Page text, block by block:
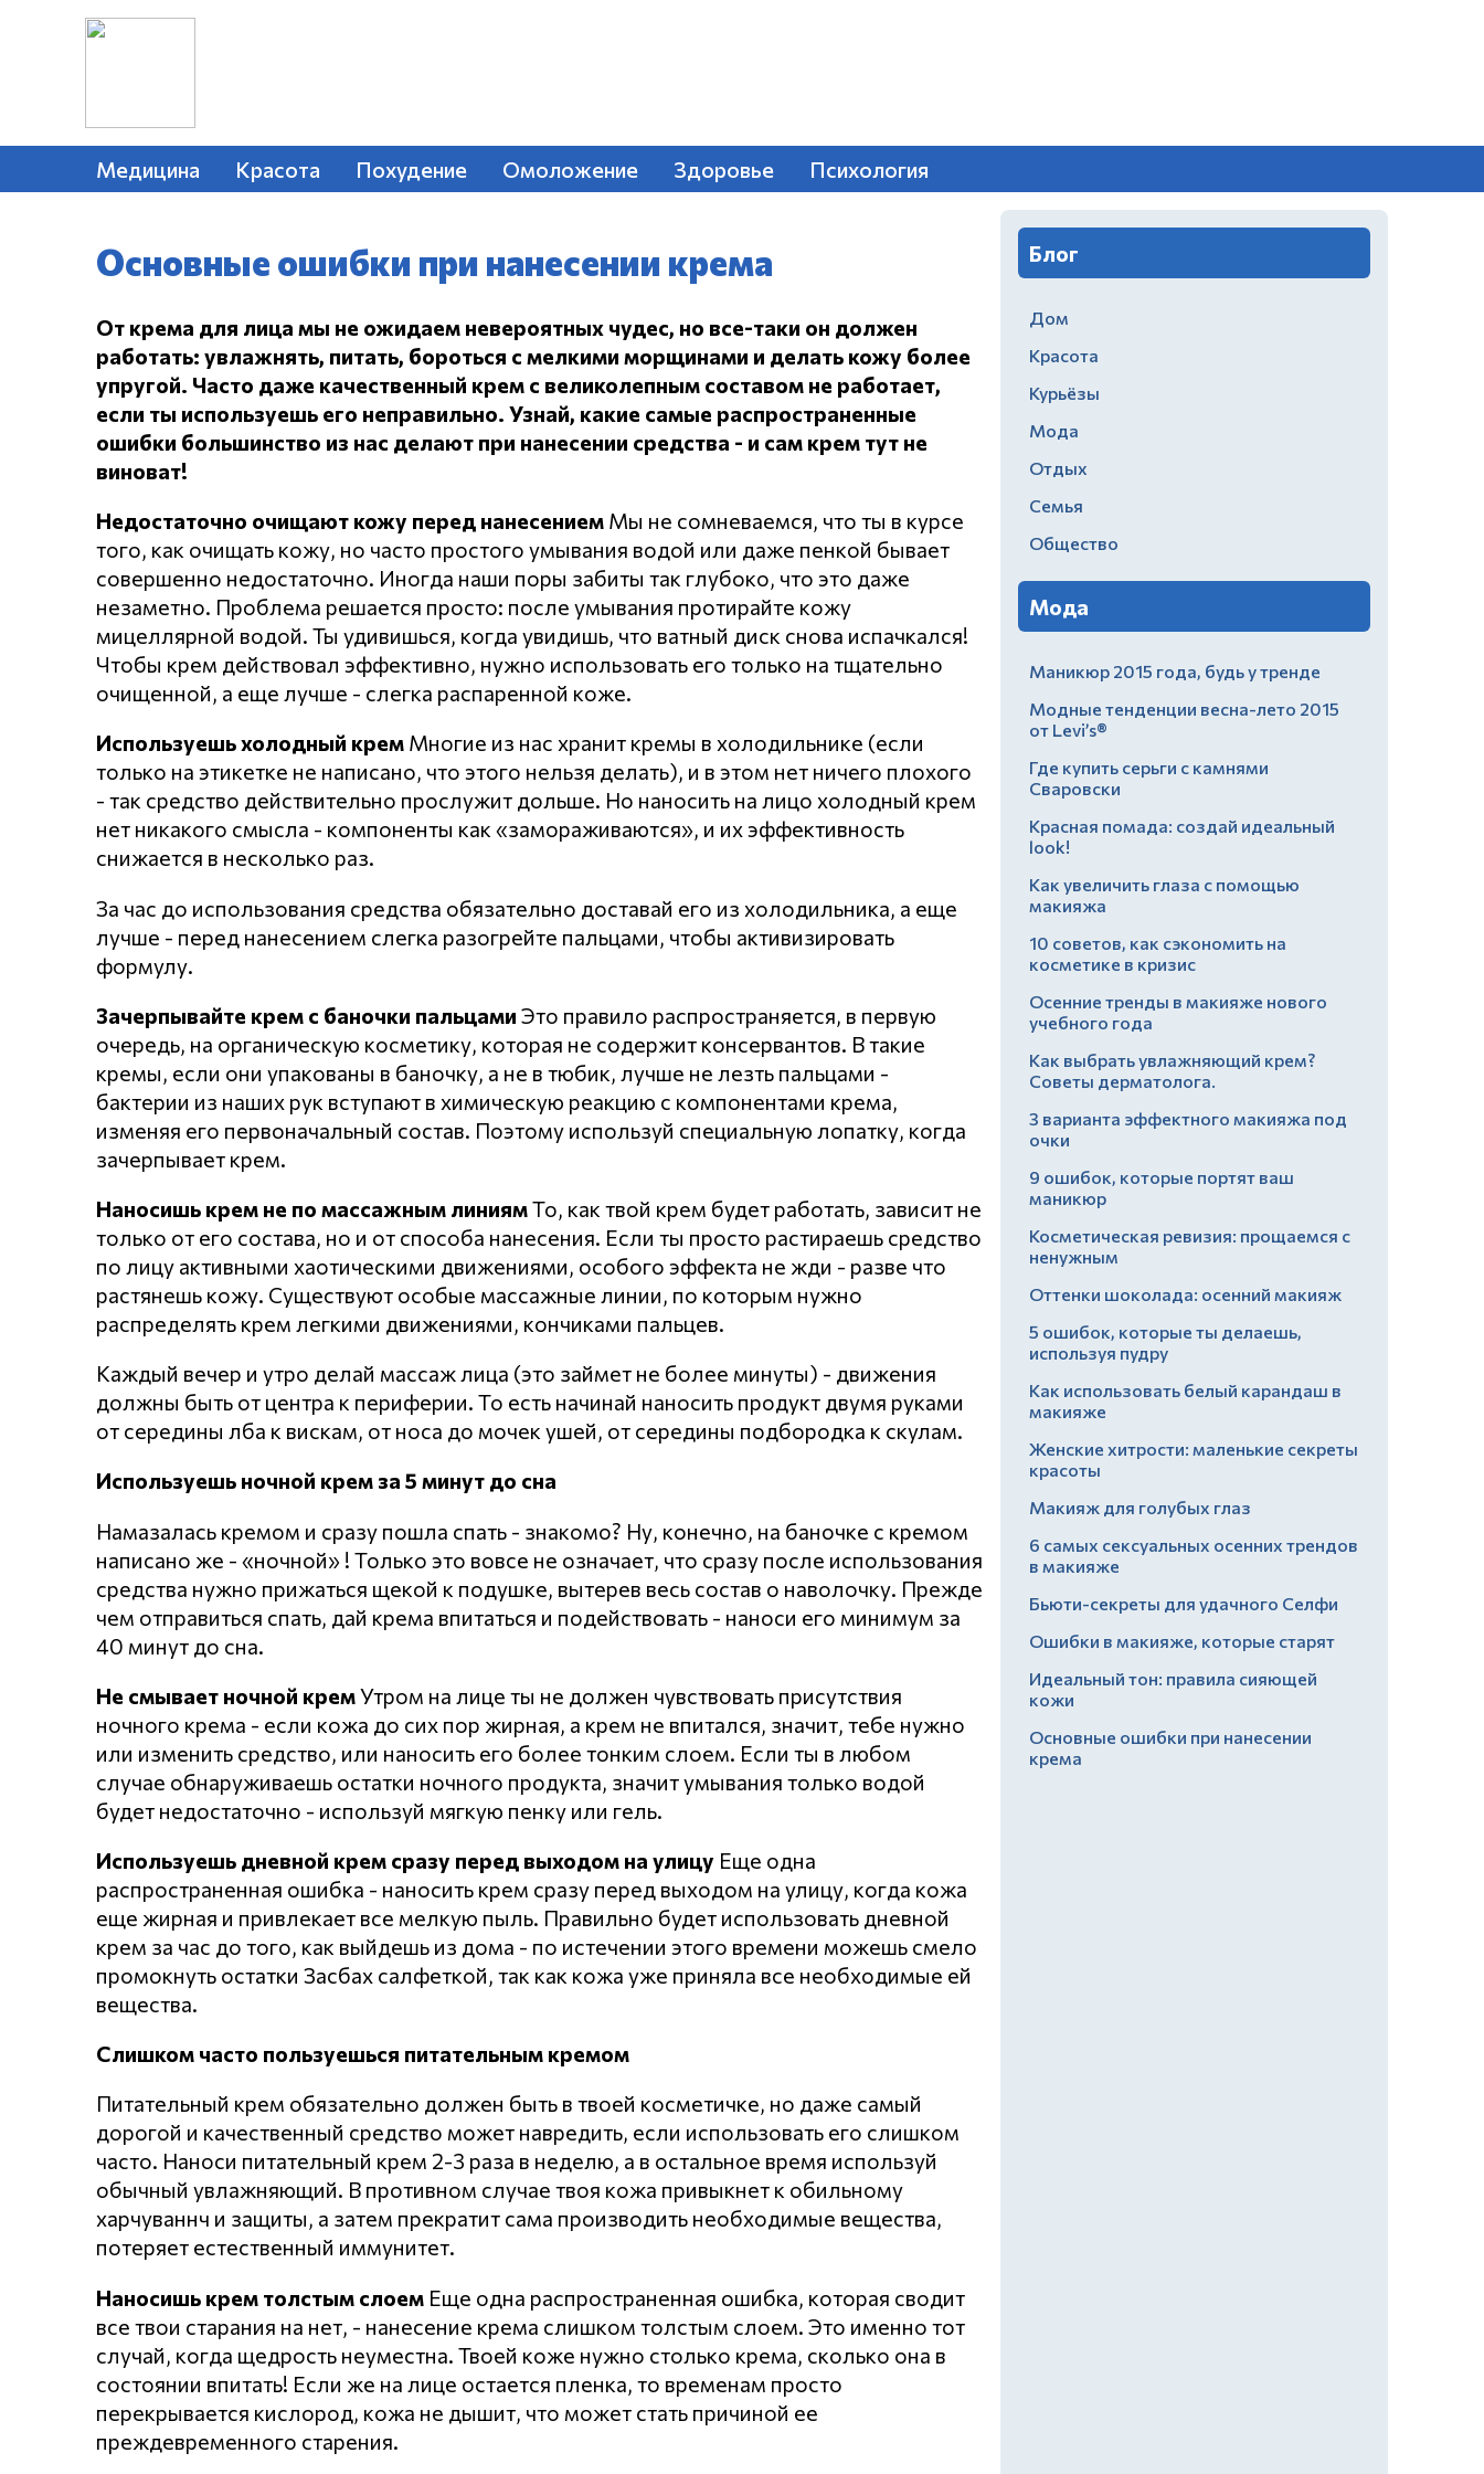
Медицина Красота Похудение Омоложение Здоровье Психология
Основные ошибки при нанесении крема
От крема для лица мы не ожидаем невероятных чудес, но все-таки он должен
работать: увлажнять, питать, бороться с мелкими морщинами и делать кожу более
упругой. Часто даже качественный крем с великолепным составом не работает,
если ты используешь его неправильно. Узнай, какие самые распространенные
ошибки большинство из нас делают при нанесении средства - и сам крем тут не
виноват!
Недостаточно очищают кожу перед нанесением Мы не сомневаемся, что ты в курсе
того, как очищать кожу, но часто простого умывания водой или даже пенкой бывает
совершенно недостаточно. Иногда наши поры забиты так глубоко, что это даже
незаметно. Проблема решается просто: после умывания протирайте кожу
мицеллярной водой. Ты удивишься, когда увидишь, что ватный диск снова испачкался!
Чтобы крем действовал эффективно, нужно использовать его только на тщательно
очищенной, а еще лучше - слегка распаренной коже.
Используешь холодный крем Многие из нас хранит кремы в холодильнике (если
только на этикетке не написано, что этого нельзя делать), и в этом нет ничего плохого
- так средство действительно прослужит дольше. Но наносить на лицо холодный крем
нет никакого смысла - компоненты как «замораживаются», и их эффективность
снижается в несколько раз.
За час до использования средства обязательно доставай его из холодильника, а еще
лучше - перед нанесением слегка разогрейте пальцами, чтобы активизировать
формулу.
Зачерпывайте крем с баночки пальцами Это правило распространяется, в первую
очередь, на органическую косметику, которая не содержит консервантов. В такие
кремы, если они упакованы в баночку, а не в тюбик, лучше не лезть пальцами -
бактерии из наших рук вступают в химическую реакцию с компонентами крема,
изменяя его первоначальный состав. Поэтому используй специальную лопатку, когда
зачерпывает крем.
Наносишь крем не по массажным линиямТо, как твой крем будет работать, зависит не
только от его состава, но и от способа нанесения. Если ты просто растираешь средство
по лицу активными хаотическими движениями, особого эффекта не жди - разве что
растянешь кожу. Существуют особые массажные линии, по которым нужно
распределять крем легкими движениями, кончиками пальцев.
Каждый вечер и утро делай массаж лица (это займет не более минуты) - движения
должны быть от центра к периферии. То есть начинай наносить продукт двумя руками
от середины лба к вискам, от носа до мочек ушей, от середины подбородка к скулам.
Используешь ночной крем за 5 минут до сна
Намазалась кремом и сразу пошла спать - знакомо? Ну, конечно, на баночке с кремом
написано же - «ночной» ! Только это вовсе не означает, что сразу после использования
средства нужно прижаться щекой к подушке, вытерев весь состав о наволочку. Прежде
чем отправиться спать, дай крема впитаться и подействовать - наноси его минимум за
40 минут до сна.
Не смывает ночной кремУтром на лице ты не должен чувствовать присутствия
ночного крема - если кожа до сих пор жирная, а крем не впитался, значит, тебе нужно
или изменить средство, или наносить его более тонким слоем. Если ты в любом
случае обнаруживаешь остатки ночного продукта, значит умывания только водой
будет недостаточно - используй мягкую пенку или гель.
Используешь дневной крем сразу перед выходом на улицу Еще одна
распространенная ошибка - наносить крем сразу перед выходом на улицу, когда кожа
еще жирная и привлекает все мелкую пыль. Правильно будет использовать дневной
крем за час до того, как выйдешь из дома - по истечении этого времени можешь смело
промокнуть остатки Засбах салфеткой, так как кожа уже приняла все необходимые ей
вещества.
Слишком часто пользуешься питательным кремом
Питательный крем обязательно должен быть в твоей косметичке, но даже самый
дорогой и качественный средство может навредить, если использовать его слишком
часто. Наноси питательный крем 2-3 раза в неделю, а в остальное время используй
обычный увлажняющий. В противном случае твоя кожа привыкнет к обильному
харчуваннч и защиты, а затем прекратит сама производить необходимые вещества,
потеряет естественный иммунитет.
Наносишь крем толстым слоем Еще одна распространенная ошибка, которая сводит
все твои старания на нет, - нанесение крема слишком толстым слоем. Это именно тот
случай, когда щедрость неуместна. Твоей коже нужно столько крема, сколько она в
состоянии впитать! Если же на лице остается пленка, то временам просто
перекрывается кислород, кожа не дышит, что может стать причиной ее
преждевременного старения.
Блог
Дом
Красота
Курьёзы
Мода
Отдых
Семья
Общество
Мода
Маникюр 2015 года, будь у тренде
Модные тенденции весна-лето 2015
от Levi’s®
Где купить серьги с камнями
Сваровски
Красная помада: создай идеальный
look!
Как увеличить глаза с помощью
макияжа
10 советов, как сэкономить на
косметике в кризис
Осенние тренды в макияже нового
учебного года
Как выбрать увлажняющий крем?
Советы дерматолога.
3 варианта эффектного макияжа под
очки
9 ошибок, которые портят ваш
маникюр
Косметическая ревизия: прощаемся с
ненужным
Оттенки шоколада: осенний макияж
5 ошибок, которые ты делаешь,
используя пудру
Как использовать белый карандаш в
макияже
Женские хитрости: маленькие секреты
красоты
Макияж для голубых глаз
6 самых сексуальных осенних трендов
в макияже
Бьюти-секреты для удачного Селфи
Ошибки в макияже, которые старят
Идеальный тон: правила сияющей
кожи
Основные ошибки при нанесении
крема